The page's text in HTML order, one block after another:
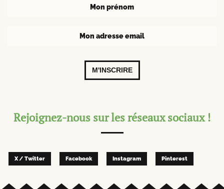
M'INSCRIRE
Rejoignez-nous sur les réseaux sociaux !
X / Twitter Facebook Instagram Pinterest